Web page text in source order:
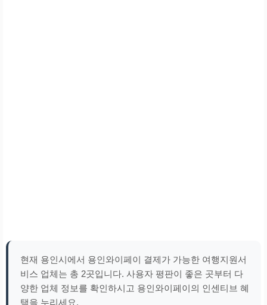
현재 용인시에서 용인와이페이 결제가 가능한 여행지원서
비스 업체는 총 2곳입니다. 사용자 평판이 좋은 곳부터 다
양한 업체 정보를 확인하시고 용인와이페이의 인센티브 혜
택을 누리세요.